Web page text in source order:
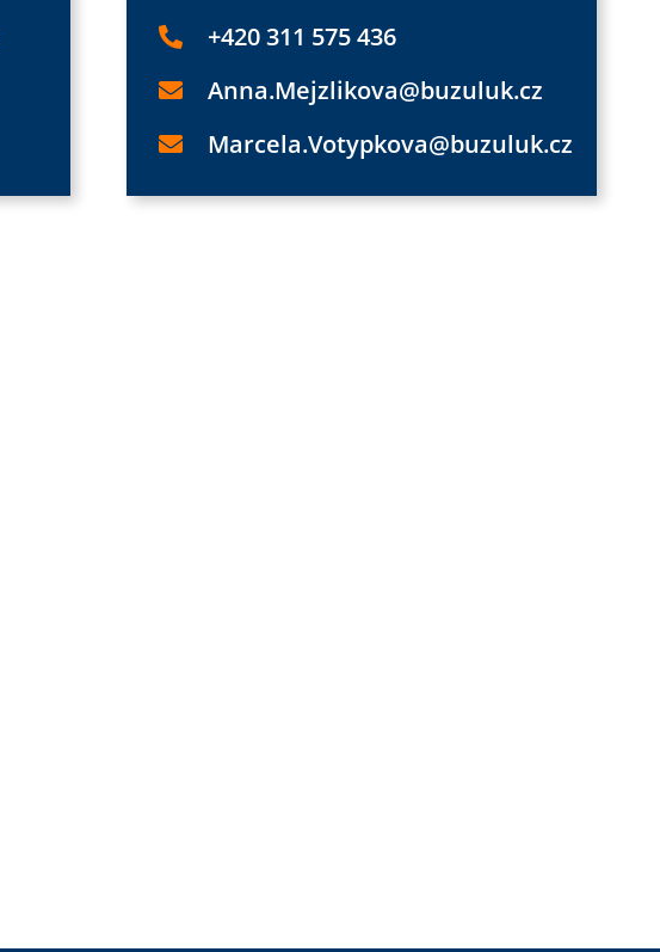
+420 311 575 436
Anna.Mejzlikova@buzuluk.cz
Marcela.Votypkova@buzuluk.cz